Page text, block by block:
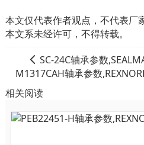
本文仅代表作者观点，不代表厂
本文系未经许可，不得转载。
SC-24C轴承参数
M1317CAH轴承参数
相关阅读